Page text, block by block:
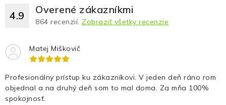
4.9 Overené zákazníkmi
864 recenzií. Zobraziť všetky recenzie
Matej Miškovič
Profesionálny prístup ku zákazníkovi. V jeden deň ráno rom
objednal a na druhý deň som to mal doma. Za mňa 100%
spokojnosť.